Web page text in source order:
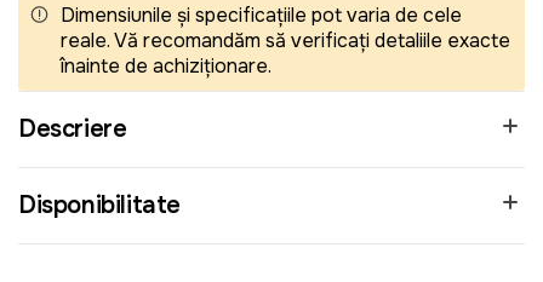
Dimensiunile și specificațiile pot varia de cele
reale. Vă recomandăm să verificați detaliile exacte
înainte de achiziționare.
Descriere
Disponibilitate